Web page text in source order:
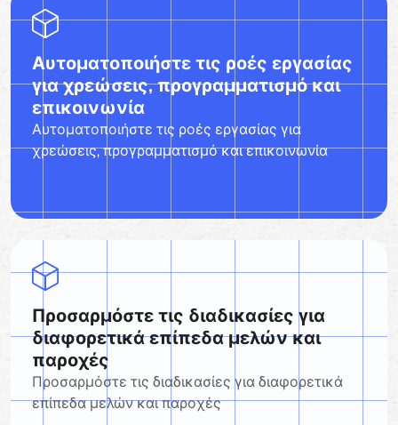
Αυτοματοποιήστε τις ροές εργασίας
για χρεώσεις, προγραμματισμό και
επικοινωνία
Αυτοματοποιήστε τις ροές εργασίας για
χρεώσεις, προγραμματισμό και επικοινωνία
Προσαρμόστε τις διαδικασίες για
διαφορετικά επίπεδα μελών και
παροχές
Προσαρμόστε τις διαδικασίες για διαφορετικά
επίπεδα μελών και παροχές